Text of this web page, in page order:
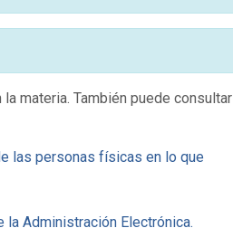
materia. También puede consultar
las personas físicas en lo que
la Administración Electrónica.